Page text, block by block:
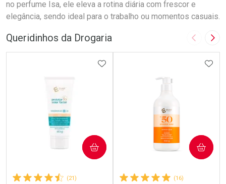
no perfume Isa, ele eleva a rotina diária com frescor e
elegância, sendo ideal para o trabalho ou momentos casuais.
Queridinhos da Drogaria Imagem
(21)
ADICIONAR AOS FAVORITOS
COMPRAR
(16)
COMPRAR